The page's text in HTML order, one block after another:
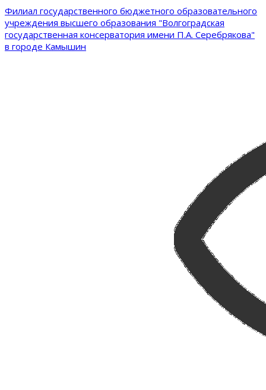
Филиал государственного бюджетного образовательного
учреждения высшего образования "Волгоградская
государственная консерватория имени П.А. Серебрякова"
в городе Камышин